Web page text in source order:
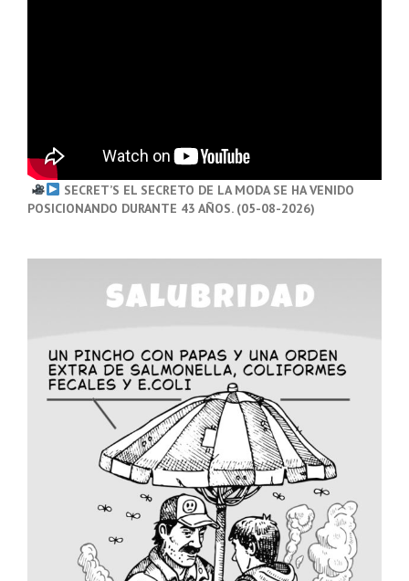
SECRET’S EL SECRETO DE LA MODA SE HA VENIDO
POSICIONANDO DURANTE 43 AÑOS. (05-08-2026)